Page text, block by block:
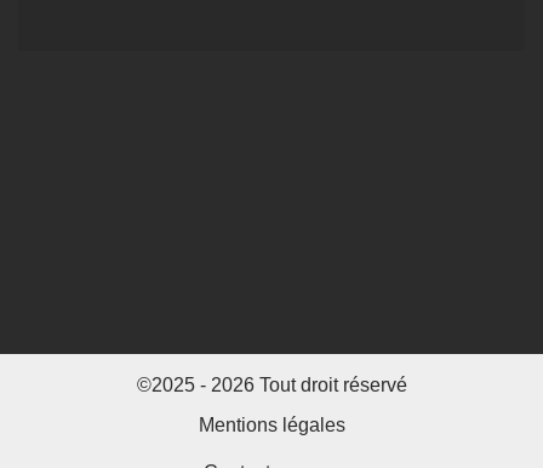
©2025 - 2026 Tout droit réservé
Mentions légales